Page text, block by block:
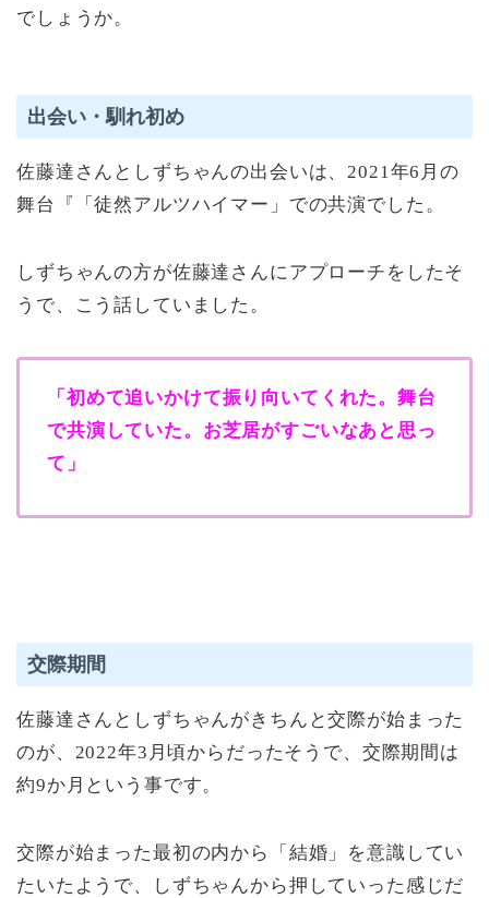
でしょうか。
出会い・馴れ初め
佐藤達さんとしずちゃんの出会いは、2021年6月の
舞台『「徒然アルツハイマー」での共演でした。
しずちゃんの方が佐藤達さんにアプローチをしたそ
うで、こう話していました。
「初めて追いかけて振り向いてくれた。舞台
で共演していた。お芝居がすごいなあと思っ
て」
交際期間
佐藤達さんとしずちゃんがきちんと交際が始まった
のが、2022年3月頃からだったそうで、交際期間は
約9か月という事です。
交際が始まった最初の内から「結婚」を意識してい
たいたようで、しずちゃんから押していった感じだ